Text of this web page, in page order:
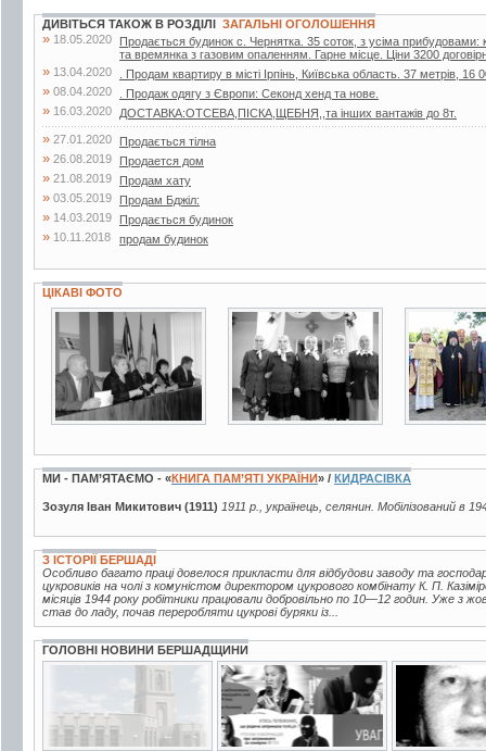
ДИВІТЬСЯ ТАКОЖ В РОЗДІЛІ ЗАГАЛЬНІ ОГОЛОШЕННЯ
» 18.05.2020
Продається будинок с. Чернятка. 35 соток, з усіма прибудовами:
та времянка з газовим опаленням. Гарне місце. Ціни 3200
» 13.04.2020 . Продам квартиру в місті Ірпінь, Київська область. 37 метрів, 16
» 08.04.2020 . Продаж одягу з Європи: Секонд хенд та нове.
» 16.03.2020 ДОСТАВКА:ОТСЕВА,ПІСКА,ЩЕБНЯ,,та інших вантажів до 8т.
» 27.01.2020 Продається тілна
» 26.08.2019 Продается дом
» 21.08.2019 Продам хату
» 03.05.2019 Продам Бджiл:
» 14.03.2019 Продається будинок
» 10.11.2018 продам будинок
ЦІКАВІ ФОТО
2 фото 3 фото
МИ - ПАМ’ЯТАЄМО - «КНИГА ПАМ’ЯТІ УКРАЇНИ» / КИДРАСІВКА
Зозуля Іван Микитович (1911) 1911 р., українець, селянин. Мобілізований в
З ІСТОРІЇ БЕРШАДІ
Особливо багато праці довелося прикласти для відбудови заводу та
цукровиків на чолі з комуністом директором цукрового комбінату К. П.
місяців 1944 року робітники працювали добровільно по 10—12 годин. Уже з
став до ладу, почав переробляти цукрові буряки із...
ГОЛОВНІ НОВИНИ БЕРШАДЩИНИ